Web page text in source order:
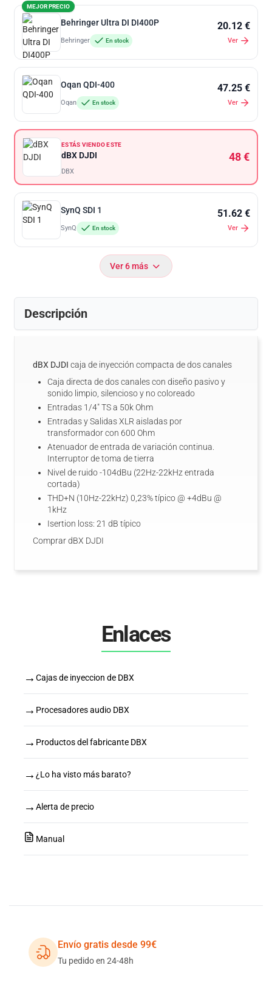
MEJOR PRECIO
Behringer Ultra DI DI400P
Behringer En stock
20.12 €
Ver
Oqan QDI-400
Oqan En stock
47.25 €
Ver
ESTÁS VIENDO ESTE
dBX DJDI
DBX
48 €
SynQ SDI 1
SynQ En stock
51.62 €
Ver
Ver 6 más
Descripción
dBX DJDI caja de inyección compacta de dos canales
Caja directa de dos canales con diseño pasivo y
sonido limpio, silencioso y no coloreado
Entradas 1/4" TS a 50k Ohm
Entradas y Salidas XLR aisladas por
transformador con 600 Ohm
Atenuador de entrada de variación continua.
Interruptor de toma de tierra
Nivel de ruido -104dBu (22Hz-22kHz entrada
cortada)
THD+N (10Hz-22kHz) 0,23% típico @ +4dBu @
1kHz
Isertion loss: 21 dB típico
Comprar dBX DJDI
Enlaces
→ Cajas de inyeccion de DBX
→ Procesadores audio DBX
→ Productos del fabricante DBX
→ ¿Lo ha visto más barato?
→ Alerta de precio
Manual
Envío gratis desde 99€
Tu pedido en 24-48h